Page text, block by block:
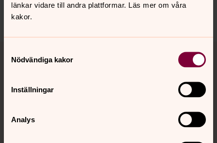
länkar vidare till andra plattformar. Läs mer om våra
kakor.
Nödvändiga kakor
Inställningar
Analys
Dela
Kontakt